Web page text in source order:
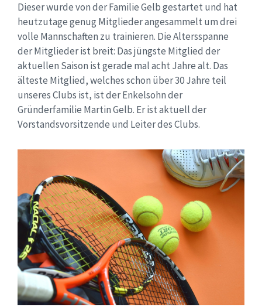
Dieser wurde von der Familie Gelb gestartet und hat
heutzutage genug Mitglieder angesammelt um drei
volle Mannschaften zu trainieren. Die Altersspanne
der Mitglieder ist breit: Das jüngste Mitglied der
aktuellen Saison ist gerade mal acht Jahre alt. Das
älteste Mitglied, welches schon über 30 Jahre teil
unseres Clubs ist, ist der Enkelsohn der
Gründerfamilie Martin Gelb. Er ist aktuell der
Vorstandsvorsitzende und Leiter des Clubs.